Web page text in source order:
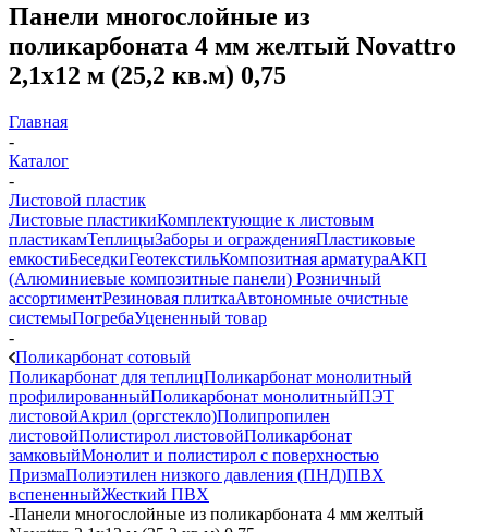
Панели многослойные из
поликарбоната 4 мм желтый Novattro
2,1х12 м (25,2 кв.м) 0,75
Главная
-
Каталог
-
Листовой пластик
Листовые пластикиКомплектующие к листовым
пластикамТеплицыЗаборы и огражденияПластиковые
емкостиБеседкиГеотекстильКомпозитная арматураАКП
(Алюминиевые композитные панели) Розничный
ассортиментРезиновая плиткаАвтономные очистные
системыПогребаУцененный товар
-
Поликарбонат сотовый
Поликарбонат для теплицПоликарбонат монолитный
профилированныйПоликарбонат монолитныйПЭТ
листовойАкрил (оргстекло)Полипропилен
листовойПолистирол листовойПоликарбонат
замковыйМонолит и полистирол с поверхностью
ПризмаПолиэтилен низкого давления (ПНД)ПВХ
вспененныйЖесткий ПВХ
-Панели многослойные из поликарбоната 4 мм желтый